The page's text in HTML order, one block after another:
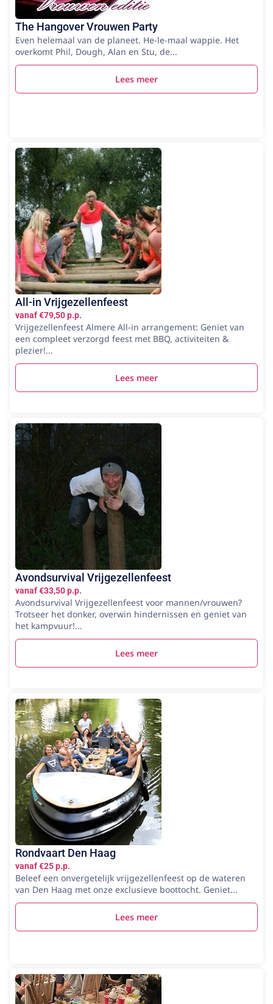
The Hangover Vrouwen Party
Even helemaal van de planeet. He-le-maal wappie. Het
overkomt Phil, Dough, Alan en Stu, de...
Lees meer
All-in Vrijgezellenfeest
vanaf €79,50 p.p.
Vrijgezellenfeest Almere All-in arrangement: Geniet van
een compleet verzorgd feest met BBQ, activiteiten &
plezier!...
Lees meer
Avondsurvival Vrijgezellenfeest
vanaf €33,50 p.p.
Avondsurvival Vrijgezellenfeest voor mannen/vrouwen?
Trotseer het donker, overwin hindernissen en geniet van
het kampvuur!...
Lees meer
Rondvaart Den Haag
vanaf €25 p.p.
Beleef een onvergetelijk vrijgezellenfeest op de wateren
van Den Haag met onze exclusieve boottocht. Geniet...
Lees meer